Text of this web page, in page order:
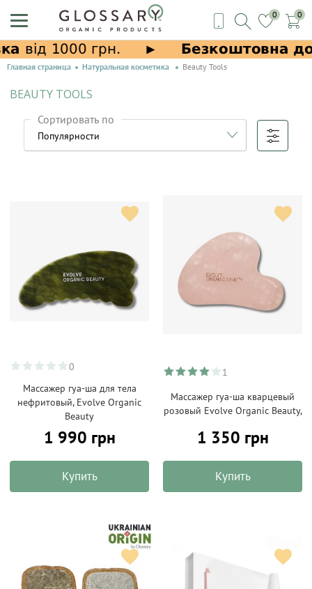
0 0
Главная страница Натуральная косметика Beauty Tools
BEAUTY TOOLS
Сортировать по
0
Массажер гуа-ша для тела
нефритовый, Evolve Organic
Beauty
1 990 грн
Купить
1
Массажер гуа-ша кварцевый
розовый Evolve Organic Beauty,
1 350 грн
Купить